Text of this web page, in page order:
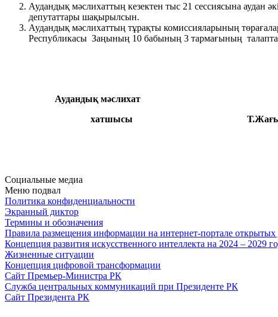
Аудандық мәслихаттың кезектен тыс 21 сессиясына аудан
депутаттары шақырылсын.
Аудандық мәслихаттың тұрақты комиссияларының
Республикасы Заңының 10 бабының 3 тармағының
Аудандық мәслихат
хатшысы
Социальные медиа
Меню подвал
Политика конфиденциальности
Экранный диктор
Термины и обозначения
Правила размещения информации на интернет-портале
Концепция развития искусственного интеллекта на 2024 – 2029
Жизненные ситуации
Концепция цифровой трансформации
Сайт Премьер-Министра РК
Служба центральных коммуникаций при Президенте РК
Сайт Президента РК